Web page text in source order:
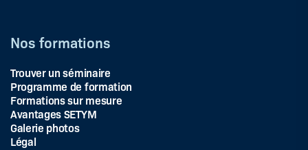
Nos formations
Trouver un séminaire
Programme de formation
Formations sur mesure
Avantages SETYM
Galerie photos
Légal